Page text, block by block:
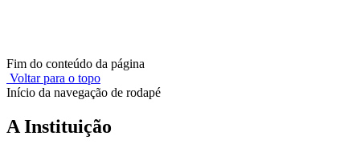
Fim do conteúdo da página
Voltar para o topo
Início da navegação de rodapé
A Instituição